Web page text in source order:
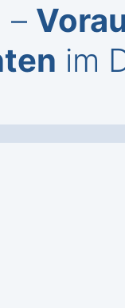
–
im